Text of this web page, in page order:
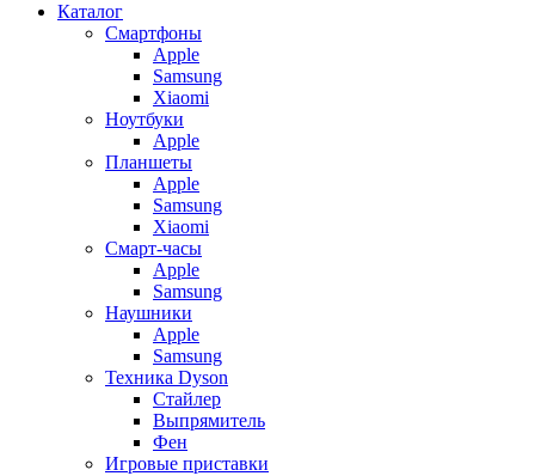
Каталог
Смартфоны
Apple
Samsung
Xiaomi
Ноутбуки
Apple
Планшеты
Apple
Samsung
Xiaomi
Смарт-часы
Apple
Samsung
Наушники
Apple
Samsung
Техника Dyson
Стайлер
Выпрямитель
Фен
Игровые приставки